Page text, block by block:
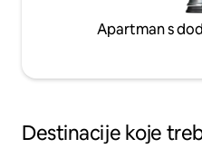
Apartman s
Destinacije koje